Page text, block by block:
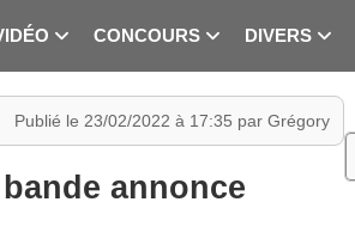
CONCOURS DIVERS
Publié le 23/02/2022 à 17:35 par Grégory
annonce